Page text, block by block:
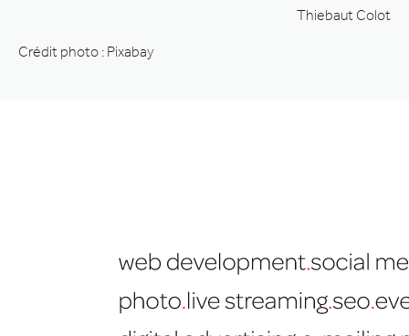
Thiebaut Colot
Crédit photo : Pixabay